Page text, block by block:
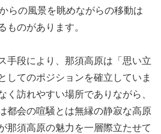
らの風景を眺めながらの移動は
ものがあります。
手段により、那須高原は「思い立
してのポジションを確立していま
く訪れやすい場所でありながら、
都会の喧騒とは無縁の静寂な高原
那須高原の魅力を一層際立たせて